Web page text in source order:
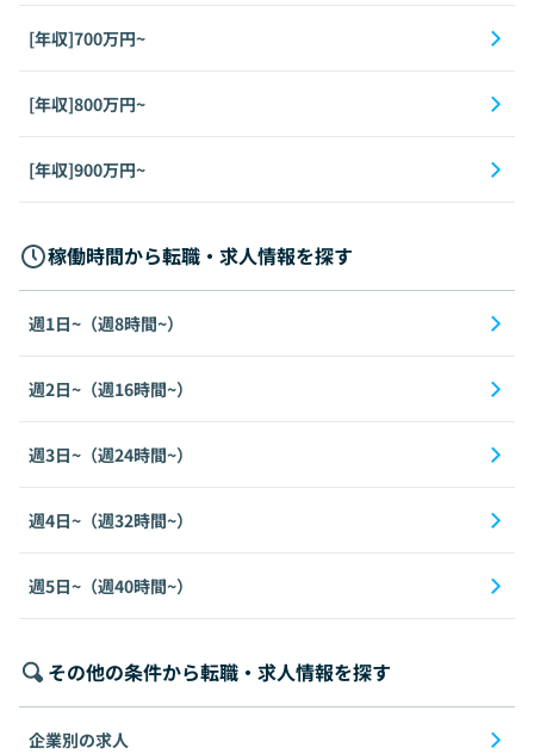
[年収]700万円~
[年収]800万円~
[年収]900万円~
稼働時間から転職・求人情報を探す
週1日~（週8時間~）
週2日~（週16時間~）
週3日~（週24時間~）
週4日~（週32時間~）
週5日~（週40時間~）
その他の条件から転職・求人情報を探す
企業別の求人